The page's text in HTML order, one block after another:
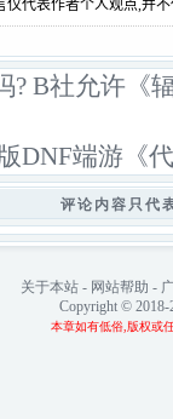
? B社允许《
DNF端游《
评论内容只代
关于本站- 网站帮助 -
Copyright ©
本章如有低俗,版权或